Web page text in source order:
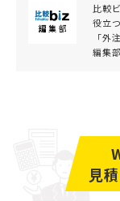
比較
役立
「外
編集
見